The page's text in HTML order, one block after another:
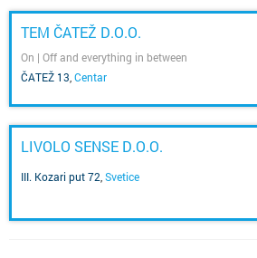
TEM ČATEŽ D.O.O.
On | Off and everything in between
ČATEŽ 13 Centar
LIVOLO SENSE D.O.O.
III. Kozari put 72 Svetice